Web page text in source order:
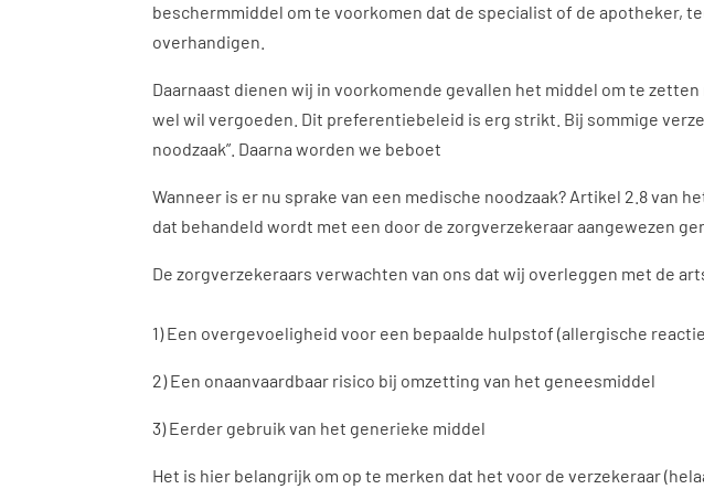
beschermmiddel om te voorkomen dat de specialist of de apotheker,
overhandigen.
Daarnaast dienen wij in voorkomende gevallen het middel om te
wel wil vergoeden. Dit preferentiebeleid is erg strikt. Bij sommige
noodzaak”. Daarna worden we beboet
Wanneer is er nu sprake van een medische noodzaak? Artikel 2.8
dat behandeld wordt met een door de zorgverzekeraar aangewezen
De zorgverzekeraars verwachten van ons dat wij overleggen met de
1) Een overgevoeligheid voor een bepaalde hulpstof (allergische
2) Een onaanvaardbaar risico bij omzetting van het geneesmiddel
3) Eerder gebruik van het generieke middel
Het is hier belangrijk om op te merken dat het voor de verzekeraar